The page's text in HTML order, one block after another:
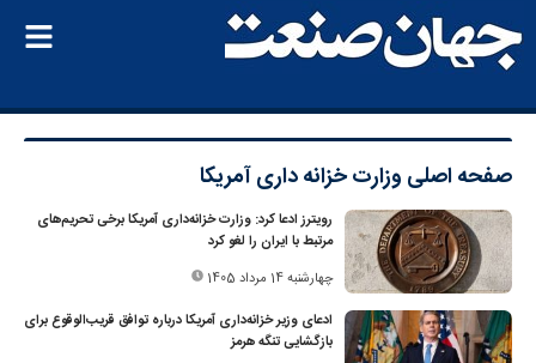
صفحه اصلی وزارت خزانه داری آمریکا
رویترز ادعا کرد: وزارت خزانه‌داری آمریکا برخی تحریم‌های
مرتبط با ایران را لغو کرد
چهارشنبه 14 مرداد 1405
ادعای وزیر خزانه‌داری آمریکا درباره توافق قریب‌الوقوع برای
بازگشایی تنگه هرمز